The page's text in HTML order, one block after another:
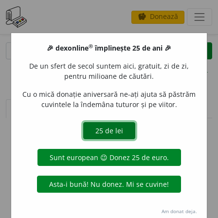
savings Donează
clear
opțiuni
sinteza definițiilor (1) definiții (7) declinări
info
Aceste definiții sunt compilate de
echipa dexonline. Definițiile
originale se află pe filadefiniții.
preferințe
🎉 dexonline® împlinește 25 de ani 🎉
De un sfert de secol suntem aici, gratuit, zi de zi,
pentru milioane de căutări.
Cu o mică donație aniversară ne-ați ajuta să păstrăm
cuvintele la îndemâna tuturor și pe viitor.
Am donat deja.